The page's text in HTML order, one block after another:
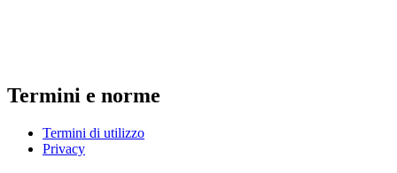
Termini e norme
Termini di utilizzo
Privacy